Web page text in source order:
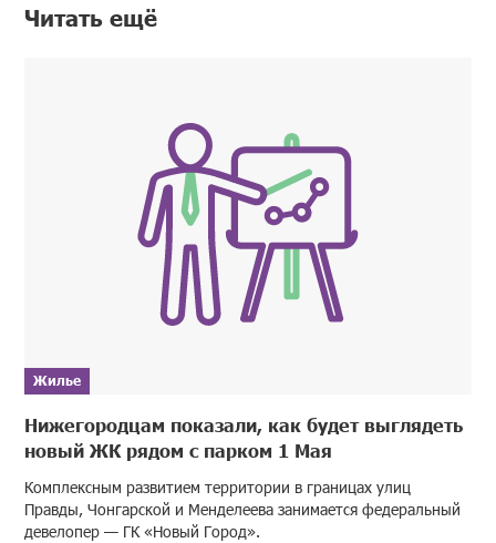
Читать ещё
Жилье
Нижегородцам показали, как будет выглядеть
новый ЖК рядом с парком 1 Мая
Комплексным развитием территории в границах улиц
Правды, Чонгарской и Менделеева занимается федеральный
девелопер — ГК «Новый Город».